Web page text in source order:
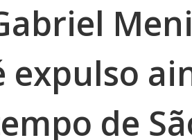
expulso
de